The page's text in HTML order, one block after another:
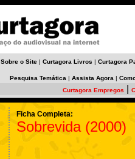
Sobre o Site | Curtagora Livros | Curtagora
Pesquisa Temática | Assista Agora |
Curtagora Empregos
Ficha Completa:
Sobrevida (2000)